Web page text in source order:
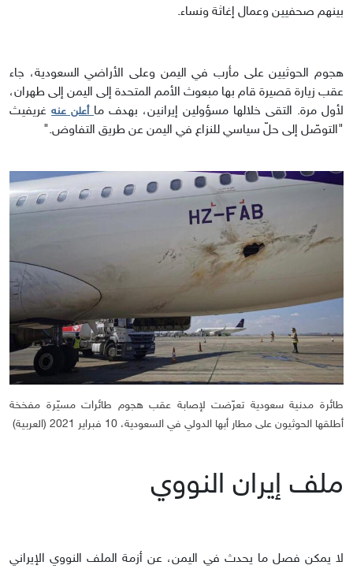
بينهم صحفيين وعمال إغاثة ونساء.
هجوم الحوثيين على مأرب في اليمن وعلى الأراضي السعودية، جاء
عقب زيارة قصيرة قام بها مبعوث الأمم المتحدة إلى اليمن إلى طهران،
لأول مرة. التقى خلالها مسؤولين إيرانين، بهدف ما أعلن عنه غريفيث
"التوصّل إلى حلّ سياسي للنزاع في اليمن عن طريق التفاوض."
طائرة مدنية سعودية تعرّضت لإصابة عقب هجوم طائرات مسيّرة مفخخة
أطلقها الحوثيون على مطار أبها الدولي في السعودية، 10 فبراير 2021 (العربية)
ملف إيران النووي
لا يمكن فصل ما يحدث في اليمن، عن أزمة الملف النووي الإيراني